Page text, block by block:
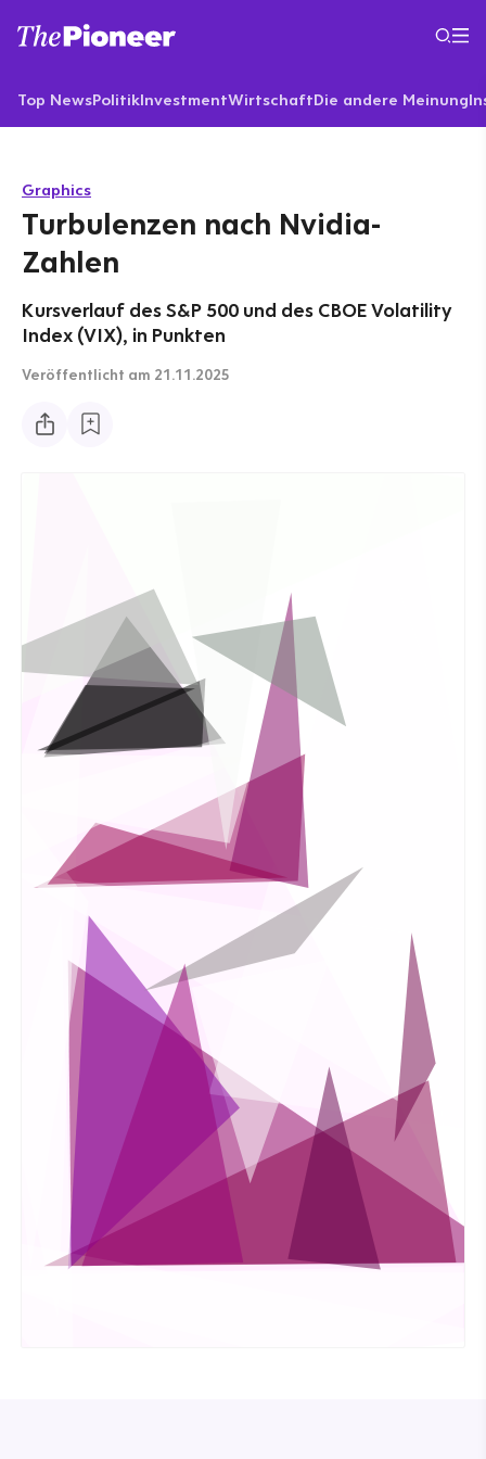
Top NewsPolitikInvestmentWirtschaftDie andere Meinung
Graphics
Turbulenzen nach Nvidia-
Zahlen
Kursverlauf des S&P 500 und des CBOE Volatility
Index (VIX), in Punkten
Veröffentlicht am 21.11.2025